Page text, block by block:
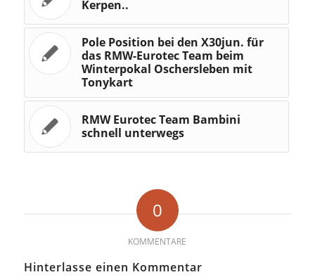
Kerpen..
Pole Position bei den X30jun. für
das RMW-Eurotec Team beim
Winterpokal Oschersleben mit
Tonykart
RMW Eurotec Team Bambini
schnell unterwegs
0
KOMMENTARE
Hinterlasse einen Kommentar